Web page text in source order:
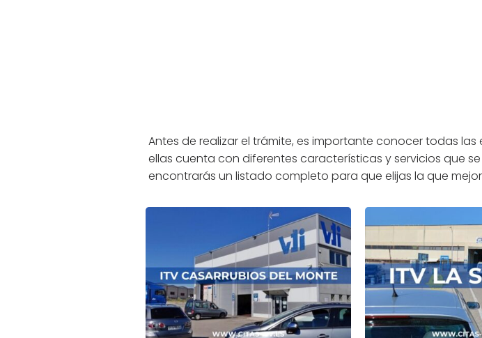
Antes de realizar el trámite, es importante conocer todas las
ellas cuenta con diferentes características y servicios que
encontrarás un listado completo para que elijas la que